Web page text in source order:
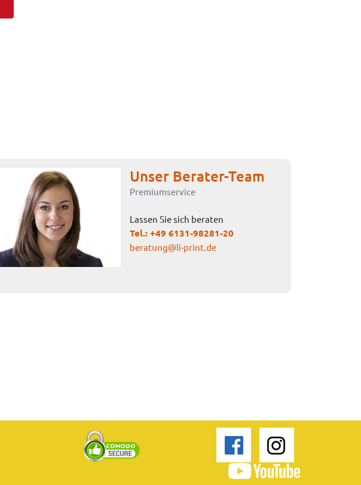
Unser Berater-Team
Premiumservice
Lassen Sie sich beraten
Tel.: +49 6131-98281-20
beratung@li-print.de